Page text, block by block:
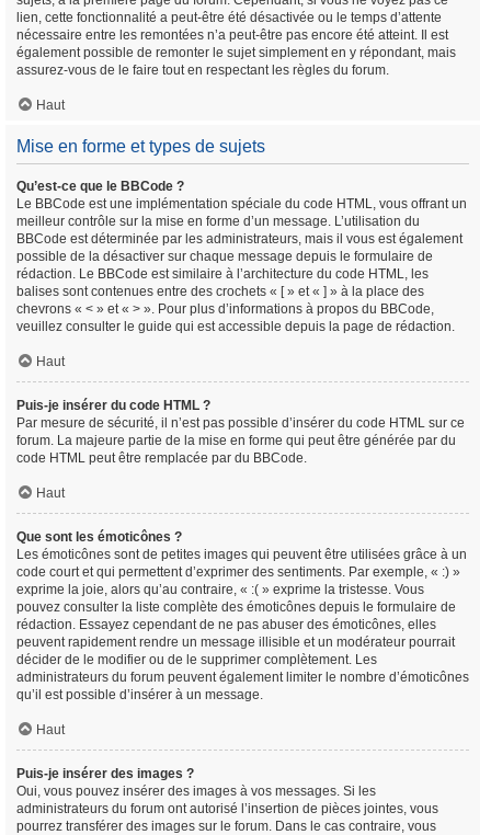
lien, cette fonctionnalité a peut-être été désactivée ou le temps d’attente
nécessaire entre les remontées n’a peut-être pas encore été atteint. Il est
également possible de remonter le sujet simplement en y répondant, mais
assurez-vous de le faire tout en respectant les règles du forum.
Haut
Mise en forme et types de sujets
Qu’est-ce que le BBCode ?
Le BBCode est une implémentation spéciale du code HTML, vous offrant un
meilleur contrôle sur la mise en forme d’un message. L’utilisation du
BBCode est déterminée par les administrateurs, mais il vous est également
possible de la désactiver sur chaque message depuis le formulaire de
rédaction. Le BBCode est similaire à l’architecture du code HTML, les
balises sont contenues entre des crochets « [ » et « ] » à la place des
chevrons « < » et « > ». Pour plus d’informations à propos du BBCode,
veuillez consulter le guide qui est accessible depuis la page de rédaction.
Haut
Puis-je insérer du code HTML ?
Par mesure de sécurité, il n’est pas possible d’insérer du code HTML sur ce
forum. La majeure partie de la mise en forme qui peut être générée par du
code HTML peut être remplacée par du BBCode.
Haut
Que sont les émoticônes ?
Les émoticônes sont de petites images qui peuvent être utilisées grâce à un
code court et qui permettent d’exprimer des sentiments. Par exemple, « :) »
exprime la joie, alors qu’au contraire, « :( » exprime la tristesse. Vous
pouvez consulter la liste complète des émoticônes depuis le formulaire de
rédaction. Essayez cependant de ne pas abuser des émoticônes, elles
peuvent rapidement rendre un message illisible et un modérateur pourrait
décider de le modifier ou de le supprimer complètement. Les
administrateurs du forum peuvent également limiter le nombre d’émoticônes
qu’il est possible d’insérer à un message.
Haut
Puis-je insérer des images ?
Oui, vous pouvez insérer des images à vos messages. Si les
administrateurs du forum ont autorisé l’insertion de pièces jointes, vous
pourrez transférer des images sur le forum. Dans le cas contraire, vous